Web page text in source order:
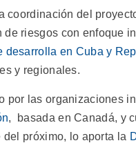
coordinación del
de riesgos con enfoque
desarrolla en Cuba y
y regionales.
por las organizaciones
, basada en Canadá, y
próximo, lo aporta la